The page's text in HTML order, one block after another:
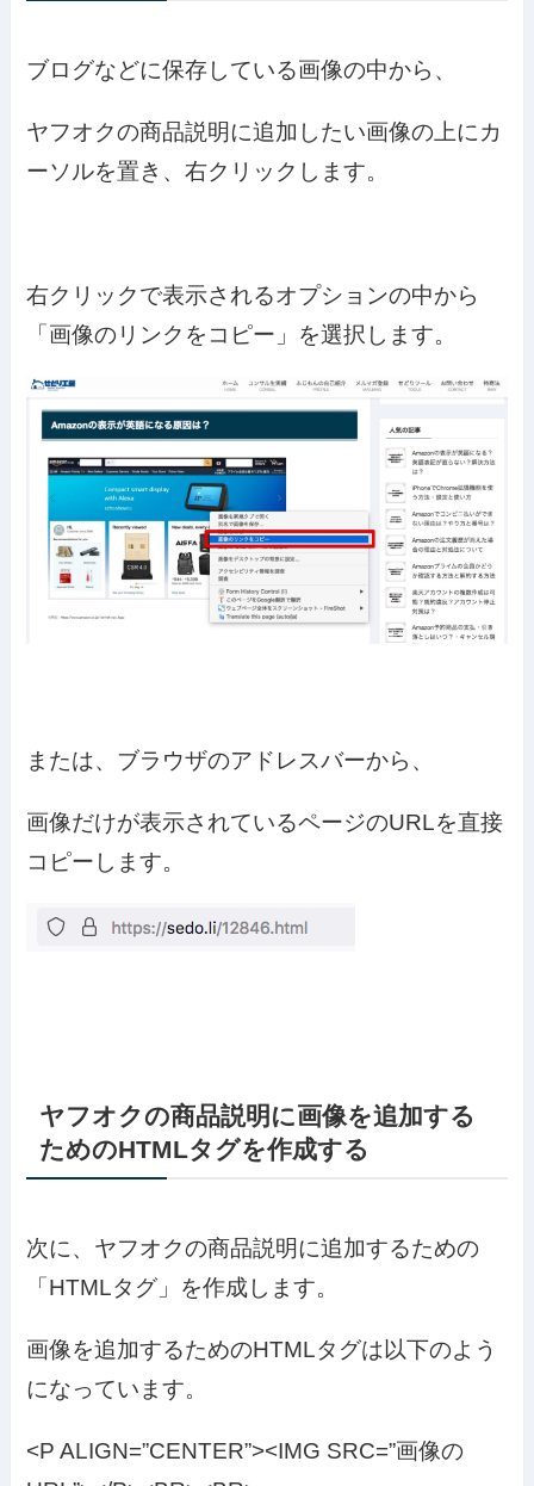
ブログなどに保存している画像の中から、
ヤフオクの商品説明に追加したい画像の上にカ
ーソルを置き、右クリックします。
右クリックで表示されるオプションの中から
「画像のリンクをコピー」を選択します。
または、ブラウザのアドレスバーから、
画像だけが表示されているページのURLを直接
コピーします。
ヤフオクの商品説明に画像を追加する
ためのHTMLタグを作成する
次に、ヤフオクの商品説明に追加するための
「HTMLタグ」を作成します。
画像を追加するためのHTMLタグは以下のよう
になっています。
<P ALIGN=”CENTER”><IMG SRC=”画像の